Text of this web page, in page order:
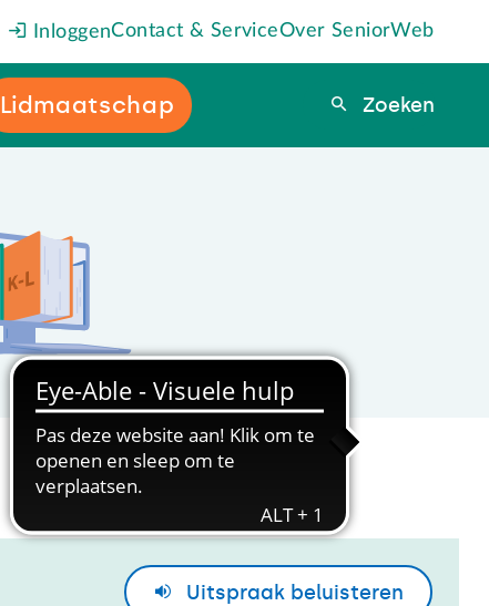
InloggenContact & ServiceOver SeniorWeb
Lidmaatschap Zoeken
Zoeken
Uitspraak beluisteren